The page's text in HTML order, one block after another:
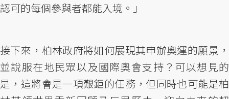
認可的每個參與者都能入境。」
接下來，柏林政府將如何展現其申辦奧運的願景，
並說服在地民眾以及國際奧會支持？可以想見的
是，這將會是一項艱鉅的任務，但同時也可能是柏